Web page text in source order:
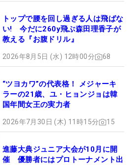
トップで腰を回し過ぎる人は飛ばな
い! 今だに260y飛ぶ森田理香子が
教える『お腹ドリル』
2026年8月5日 (水) 12時00分 68
“ツヨカワ”の代表格！ メジャーキ
ラーの21歳、ユ・ヒョンジョは韓
国年間女王の実力者
2026年7月30日 (木) 11時15分 15
進藤大典ジュニア大会が10月に開
催 優勝者にはプロトーナメント出